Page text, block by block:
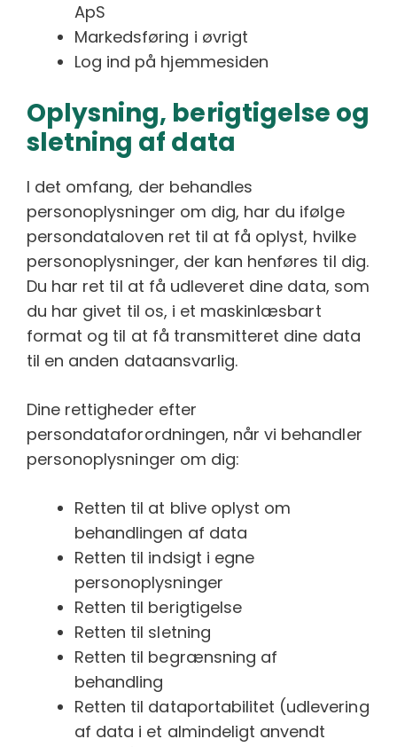
ApS
Markedsføring i øvrigt
Log ind på hjemmesiden
Oplysning, berigtigelse og
sletning af data
I det omfang, der behandles
personoplysninger om dig, har du ifølge
persondataloven ret til at få oplyst, hvilke
personoplysninger, der kan henføres til dig.
Du har ret til at få udleveret dine data, som
du har givet til os, i et maskinlæsbart
format og til at få transmitteret dine data
til en anden dataansvarlig.
Dine rettigheder efter
persondataforordningen, når vi behandler
personoplysninger om dig:
Retten til at blive oplyst om
behandlingen af data
Retten til indsigt i egne
personoplysninger
Retten til berigtigelse
Retten til sletning
Retten til begrænsning af
behandling
Retten til dataportabilitet (udlevering
af data i et almindeligt anvendt